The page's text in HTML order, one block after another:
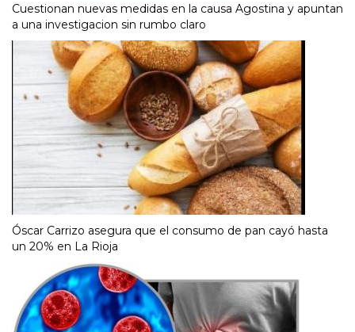
Cuestionan nuevas medidas en la causa Agostina y apuntan
a una investigacion sin rumbo claro
Óscar Carrizo asegura que el consumo de pan cayó hasta
un 20% en La Rioja